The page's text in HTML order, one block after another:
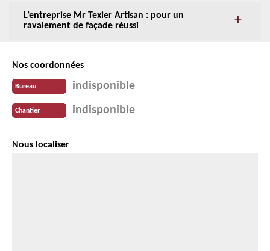
L’entreprise Mr Texier Artisan : pour un
ravalement de façade réussi
Nos coordonnées
Bureau indisponible
Chantier indisponible
Nous localiser